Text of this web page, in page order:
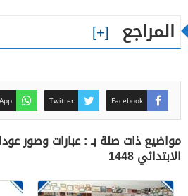
المراجع
Facebook
Twitter
مواضيع ذات صلة بـ : عبارات وصور
الابتدائي 1448